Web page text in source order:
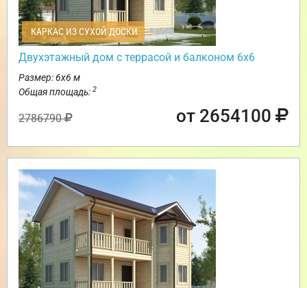
КАРКАС ИЗ СУХОЙ ДОСКИ
Двухэтажный дом с террасой и балконом 6х6
Размер: 6х6 м
Общая площадь: 2
2786790 от 2654100